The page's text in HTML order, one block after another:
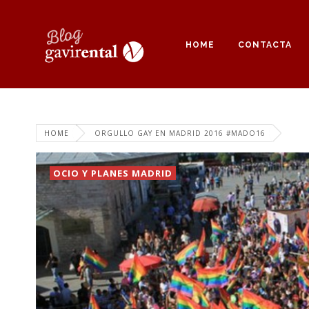
HOME CONTACTA
HOME ORGULLO GAY EN MADRID 2016 #MADO16
OCIO Y PLANES MADRID